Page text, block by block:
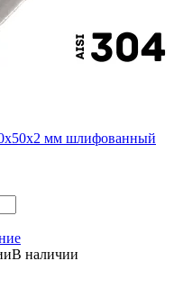
мм шлифованный
В наличии